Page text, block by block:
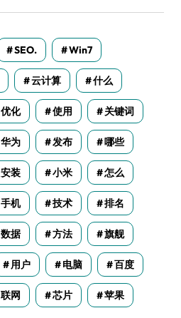
SEO. Win7
云计算 什么
优化 使用 关键词
华为 发布 哪些
安装 小米 怎么
手机 技术 排名
数据 方法 旗舰
用户 电脑 百度
联网 芯片 苹果